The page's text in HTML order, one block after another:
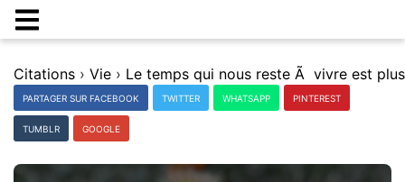
Citations › Vie ›
PARTAGER SUR FACEBOOK TWITTER WHATSAPP PINTEREST
TUMBLR GOOGLE